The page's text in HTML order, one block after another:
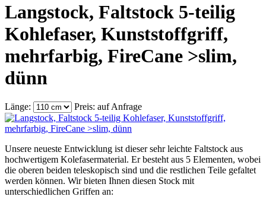
Langstock, Faltstock 5-teilig
Kohlefaser, Kunststoffgriff,
mehrfarbig, FireCane >slim,
dünn
Länge: Preis: auf Anfrage
Unsere neueste Entwicklung ist dieser sehr leichte Faltstock aus
hochwertigem Kolefasermaterial. Er besteht aus 5 Elementen, wobei
die oberen beiden teleskopisch sind und die restlichen Teile gefaltet
werden können. Wir bieten Ihnen diesen Stock mit
unterschiedlichen Griffen an: